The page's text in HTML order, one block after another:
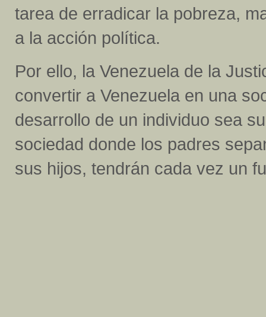
tarea de erradicar la pobreza,
a la acción política.
Por ello, la Venezuela de la
convertir a Venezuela en una
desarrollo de un individuo sea
sociedad donde los padres
sus hijos, tendrán cada vez un